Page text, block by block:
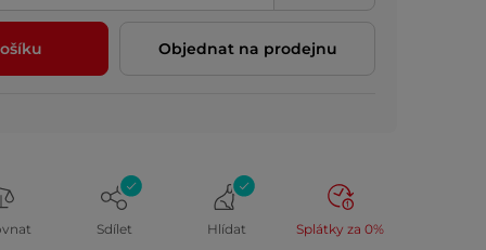
Objednat na prodejnu
Sdílet Hlídat Splátky za 0%